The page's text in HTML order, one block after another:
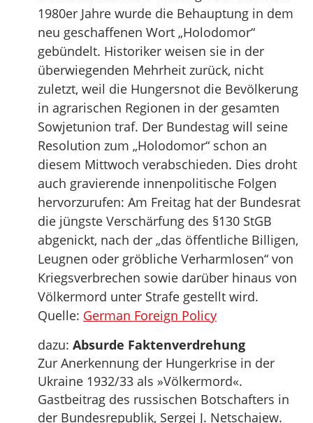
1980er Jahre wurde die Behauptung in dem
neu geschaffenen Wort „Holodomor“
gebündelt. Historiker weisen sie in der
überwiegenden Mehrheit zurück, nicht
zuletzt, weil die Hungersnot die Bevölkerung
in agrarischen Regionen in der gesamten
Sowjetunion traf. Der Bundestag will seine
Resolution zum „Holodomor“ schon an
diesem Mittwoch verabschieden. Dies droht
auch gravierende innenpolitische Folgen
hervorzurufen: Am Freitag hat der Bundesrat
die jüngste Verschärfung des §130 StGB
abgenickt, nach der „das öffentliche Billigen,
Leugnen oder gröbliche Verharmlosen“ von
Kriegsverbrechen sowie darüber hinaus von
Völkermord unter Strafe gestellt wird.
Quelle: German Foreign Policy
dazu: Absurde Faktenverdrehung
Zur Anerkennung der Hungerkrise in der
Ukraine 1932/33 als »Völkermord«.
Gastbeitrag des russischen Botschafters in
der Bundesrepublik, Sergej J. Netschajew.